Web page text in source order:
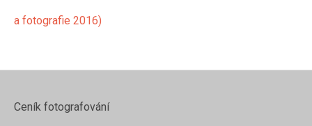
a fotografie 2016)
Ceník fotografování